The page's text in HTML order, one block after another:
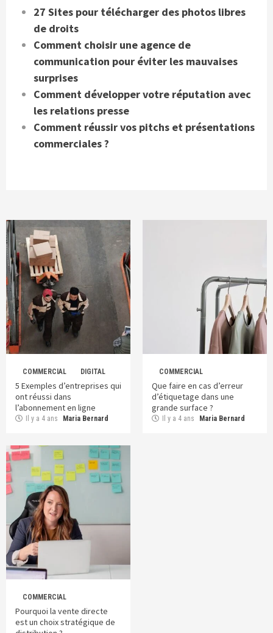
27 Sites pour télécharger des photos libres
de droits
Comment choisir une agence de
communication pour éviter les mauvaises
surprises
Comment développer votre réputation avec
les relations presse
Comment réussir vos pitchs et présentations
commerciales ?
COMMERCIAL DIGITAL
5 Exemples d’entreprises qui
ont réussi dans
l’abonnement en ligne
Il y a 4 ans Maria Bernard
COMMERCIAL
Que faire en cas d’erreur
d’étiquetage dans une
grande surface ?
Il y a 4 ans Maria Bernard
COMMERCIAL
Pourquoi la vente directe
est un choix stratégique de